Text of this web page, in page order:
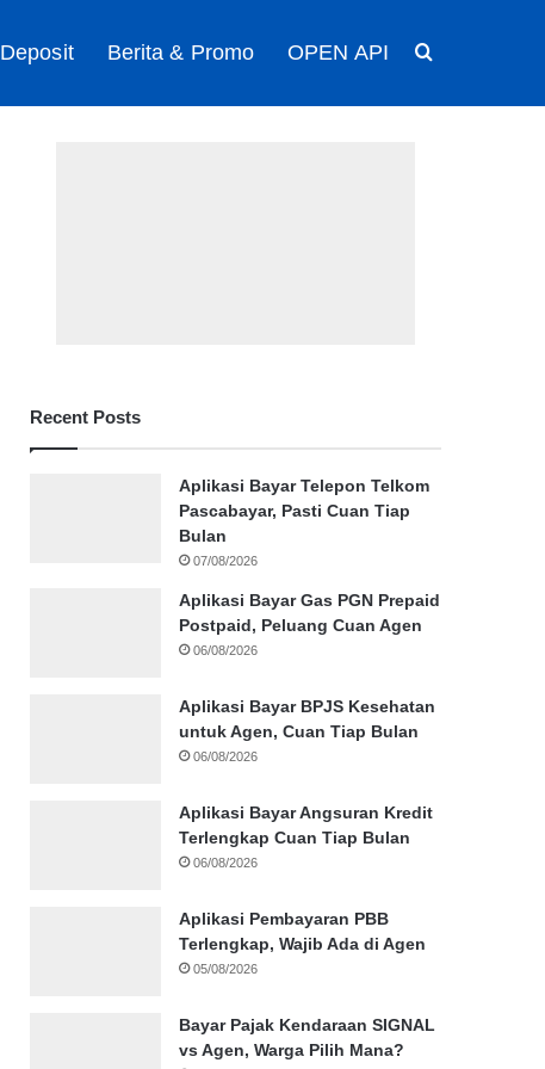
Deposit Berita & Promo OPEN API
Recent Posts
Aplikasi Bayar Telepon Telkom
Pascabayar, Pasti Cuan Tiap
Bulan
07/08/2026
Aplikasi Bayar Gas PGN Prepaid
Postpaid, Peluang Cuan Agen
06/08/2026
Aplikasi Bayar BPJS Kesehatan
untuk Agen, Cuan Tiap Bulan
06/08/2026
Aplikasi Bayar Angsuran Kredit
Terlengkap Cuan Tiap Bulan
06/08/2026
Aplikasi Pembayaran PBB
Terlengkap, Wajib Ada di Agen
05/08/2026
Bayar Pajak Kendaraan SIGNAL
vs Agen, Warga Pilih Mana?